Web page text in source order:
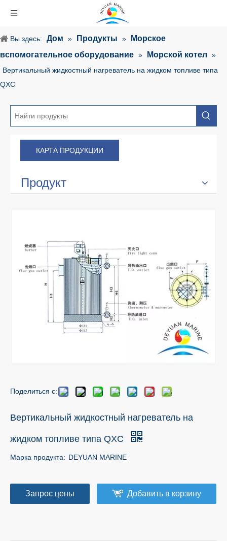
Вы здесь: Дом » Продукты »
Морское
вспомогательное оборудование » Морской котел
»
Вертикальный жидкостный нагреватель на жидком топливе типа
QXC
КАРТА ПРОДУКЦИИ
Продукт
Поделиться с:
Вертикальный жидкостный нагреватель на
жидком топливе типа QXC
Марка продукта: DEYUAN MARINE
Запрос цены Добавить в корзину